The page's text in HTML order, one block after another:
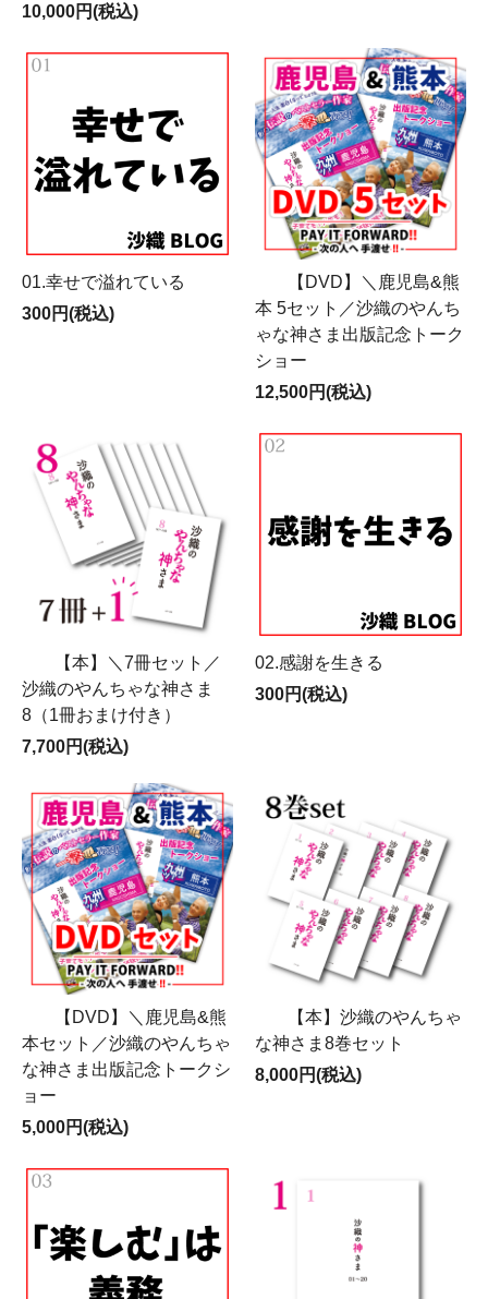
10,000円(税込)
01.幸せで溢れている
300円(税込)
【DVD】＼鹿児島&熊
本 5セット／沙織のやんち
ゃな神さま出版記念トーク
ショー
12,500円(税込)
【本】＼7冊セット／
沙織のやんちゃな神さま
8（1冊おまけ付き）
7,700円(税込)
02.感謝を生きる
300円(税込)
【DVD】＼鹿児島&熊
本セット／沙織のやんちゃ
な神さま出版記念トークシ
ョー
5,000円(税込)
【本】沙織のやんちゃ
な神さま8巻セット
8,000円(税込)